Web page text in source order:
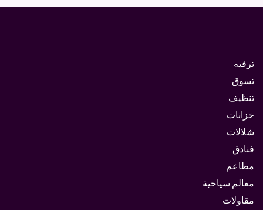
ترفيه
تسوق
تنظيف
خزانات
شلالات
فنادق
مطاعم
معالم سياحية
مقاولات